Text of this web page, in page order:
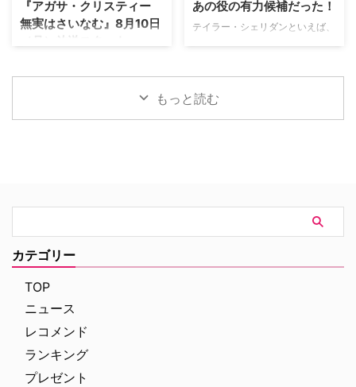
となる1850年代のオーストラリ
アを舞台にした大ヒットドラマ。
らオロノ劇の名作まで！独自のセ
ンスで選ぶ名作群 最初に彼が手
『アガサ・クリスティー
無実はさいなむ』8月10日
（月）放送スタート
クリスティーによる小説をもとに
した『アガサ・クリスティー 無
邦題で映画が作られたことも。そ
ド、フェイ・ダナウェイ、クリス
トファー・プラマーなどが出演し
ていた。 今回のドラマ版のキャ
ストには、過去にクリスティー作
多数含まれてい …
あの役の有力候補だった！
テイラー・シェリダンといえば、
『ウォーキング・デッド』で俳優
あるようだ。 「あと一歩で逃し
た役」のおかげで救われる 2018
エイターとして次々とヒットドラ
いた頃に、のちに世界的ヒットド
もっと読む
カテゴリー
TOP
ニュース
レコメンド
ランキング
プレゼント